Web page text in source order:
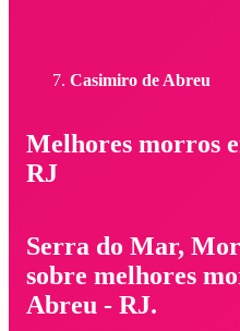
Casimiro de Abreu
Melhores morros
RJ
Serra do Mar,
sobre melhores
Abreu - RJ.